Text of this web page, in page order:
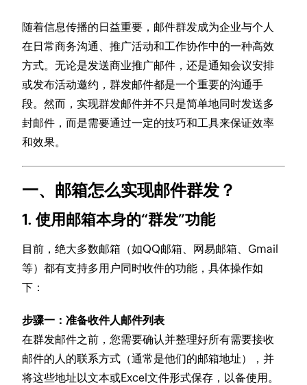
随着信息传播的日益重要，邮件群发成为企业与个人
在日常商务沟通、推广活动和工作协作中的一种高效
方式。无论是发送商业推广邮件，还是通知会议安排
或发布活动邀约，群发邮件都是一个重要的沟通手
段。然而，实现群发邮件并不只是简单地同时发送多
封邮件，而是需要通过一定的技巧和工具来保证效率
和效果。
一、邮箱怎么实现邮件群发？
1. 使用邮箱本身的“群发”功能
目前，绝大多数邮箱（如QQ邮箱、网易邮箱、Gmail
等）都有支持多用户同时收件的功能，具体操作如
下：
步骤一：准备收件人邮件列表
在群发邮件之前，您需要确认并整理好所有需要接收
邮件的人的联系方式（通常是他们的邮箱地址），并
将这些地址以文本或Excel文件形式保存，以备使用。